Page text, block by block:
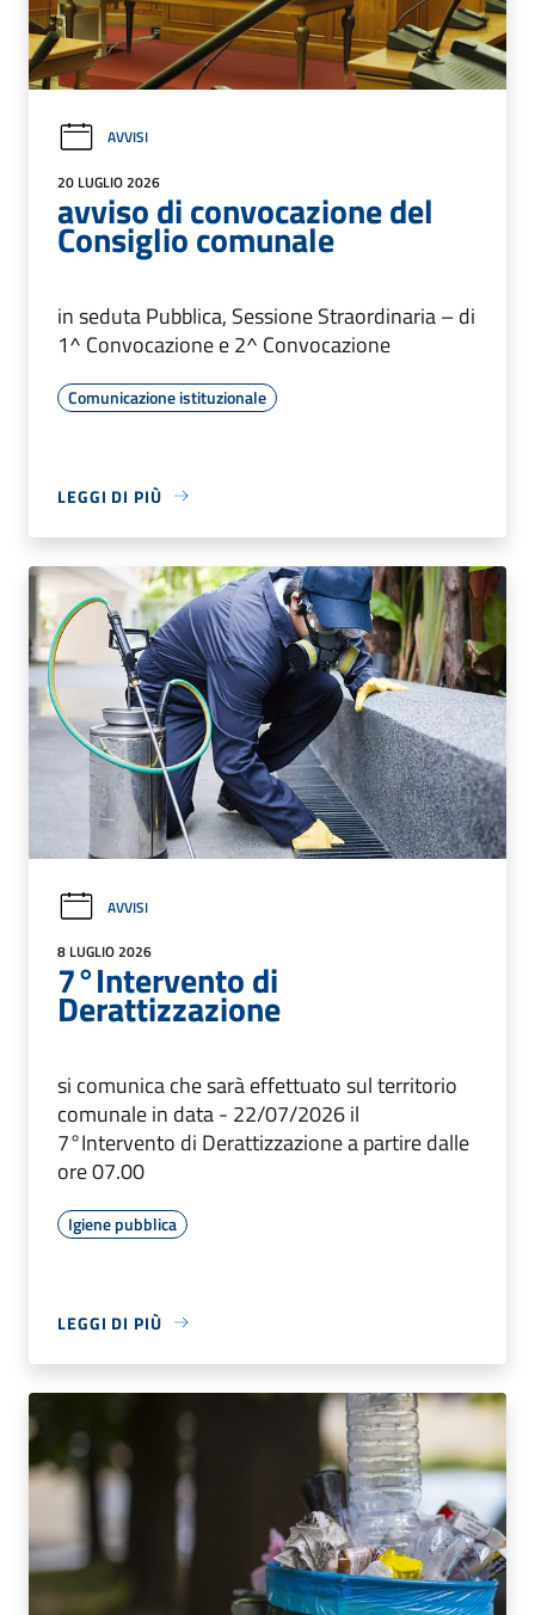
AVVISI
20 LUGLIO 2026
avviso di convocazione del
Consiglio comunale
in seduta Pubblica, Sessione Straordinaria – di
1^ Convocazione e 2^ Convocazione
Comunicazione istituzionale
LEGGI DI PIÙ
AVVISI
8 LUGLIO 2026
7°Intervento di
Derattizzazione
si comunica che sarà effettuato sul territorio
comunale in data - 22/07/2026 il
7°Intervento di Derattizzazione a partire dalle
ore 07.00
Igiene pubblica
LEGGI DI PIÙ